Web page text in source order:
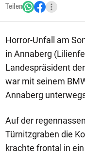
Teilen
Horror-Unfall am
in Annaberg
Landespräsident
war mit seinem
Annaberg
Auf der
Türnitzgraben die
krachte frontal in